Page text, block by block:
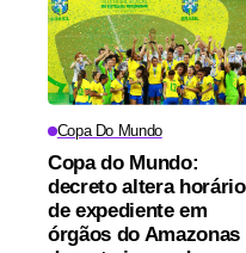
Copa Do Mundo
Copa do Mundo:
decreto altera horário
de expediente em
órgãos do Amazonas